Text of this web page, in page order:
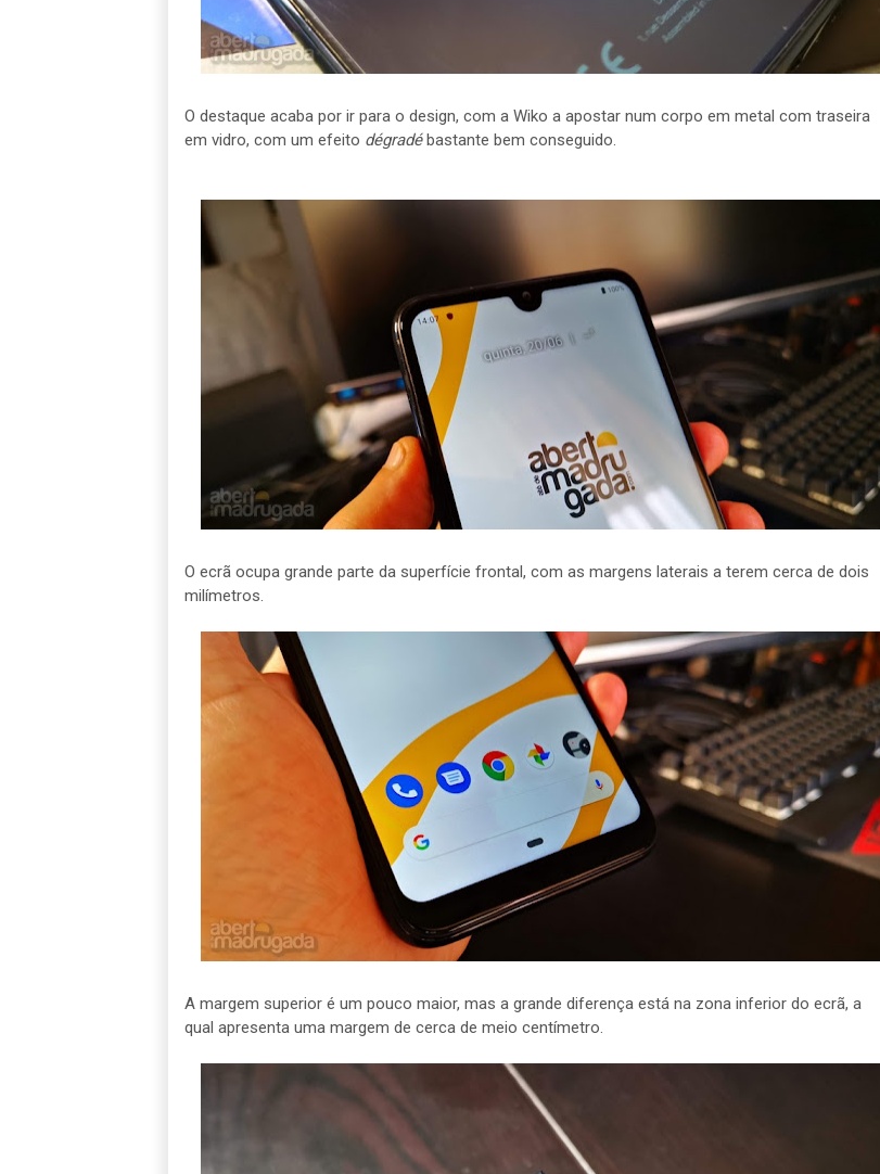
O destaque acaba por ir para o design, com a Wiko a apostar num corpo em metal com traseira
em vidro, com um efeito dégradébastante bem conseguido.
O ecrã ocupa grande parte da superfície frontal, com as margens laterais a terem cerca de dois
milímetros.
A margem superior é um pouco maior, mas a grande diferença está na zona inferior do ecrã, a
qual apresenta uma margem de cerca de meio centímetro.